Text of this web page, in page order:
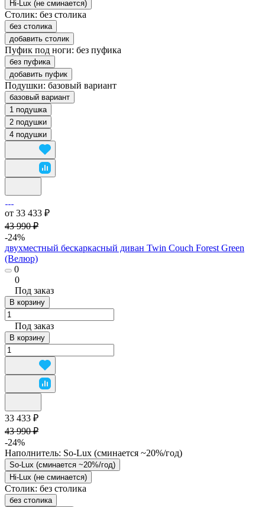
Hi-Lux (не сминается)
Столик: без столика
без столика
добавить столик
Пуфик под ноги: без пуфика
без пуфика
добавить пуфик
Подушки: базовый вариант
базовый вариант
1 подушка
2 подушки
4 подушки
от 33 433 ₽
43 990 ₽
-24%
двухместный бескаркасный диван Twin Couch Forest Green
(Велюр)
0
0
Под заказ
В корзину
Под заказ
В корзину
33 433 ₽
43 990 ₽
-24%
Наполнитель: So-Lux (cминается ~20%/год)
So-Lux (cминается ~20%/год)
Hi-Lux (не сминается)
Столик: без столика
без столика